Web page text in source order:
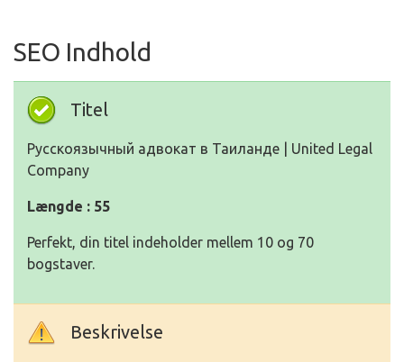
SEO Indhold
Titel
Русскоязычный адвокат в Таиланде | United Legal
Company
Længde : 55
Perfekt, din titel indeholder mellem 10 og 70
bogstaver.
Beskrivelse